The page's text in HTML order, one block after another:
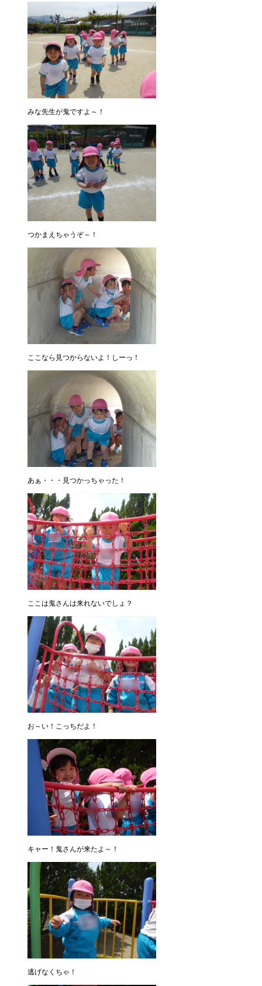
みな先生が鬼ですよ～！
つかまえちゃうぞ～！
ここなら見つからないよ！しーっ！
あぁ・・・見つかっちゃった！
ここは鬼さんは来れないでしょ？
お～い！こっちだよ！
キャー！鬼さんが来たよ～！
逃げなくちゃ！